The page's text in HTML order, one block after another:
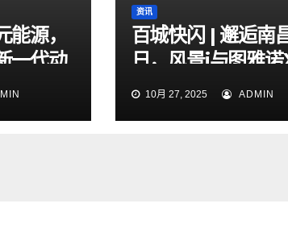
源，
一代动
资讯
百城快闪 | 邂逅南
日，风景i与图雅
实力圈粉
10月 27, 2025 ADMIN